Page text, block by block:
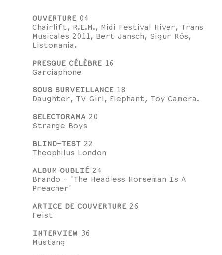
OUVERTURE 04
Chairlift, R.E.M., Midi Festival Hiver, Trans
Musicales 2011, Bert Jansch, Sigur Rós,
Listomania.
PRESQUE CÉLÈBRE 16
Garciaphone
SOUS SURVEILLANCE 18
Daughter, TV Girl, Elephant, Toy Camera.
SELECTORAMA 20
Strange Boys
BLIND-TEST 22
Theophilus London
ALBUM OUBLIÉ 24
Brando - 'The Headless Horseman Is A
Preacher'
ARTICE DE COUVERTURE 26
Feist
INTERVIEW 36
Mustang